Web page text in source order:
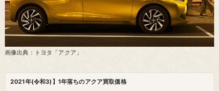
画像出典：トヨタ「アクア」
2021年(令和3)】1年落ちのアクア買取価格